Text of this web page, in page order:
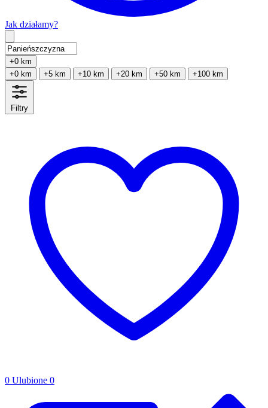
Jak działamy?
+0 km
+0 km
+5 km +10 km +20 km +50 km +100 km
Filtry
0 Ulubione 0